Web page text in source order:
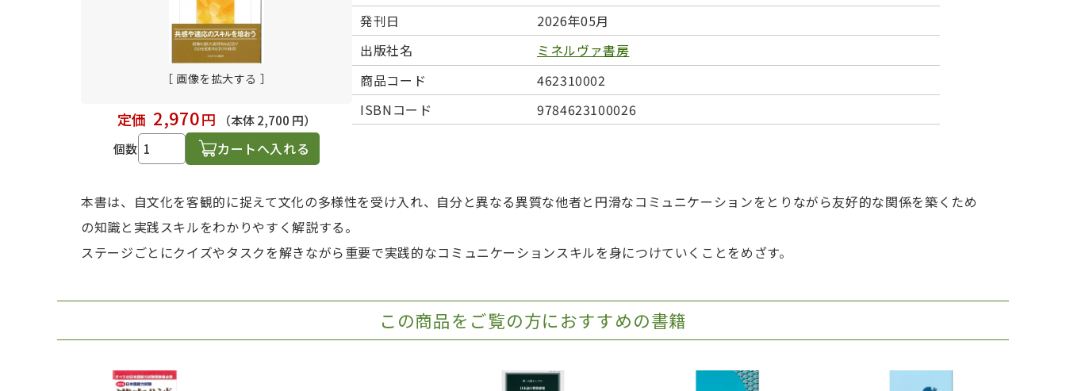
［ 画像を拡大する ］
定価 2,970円
（本体 2,700 円）
個数
カートへ入れる
発刊日
2026年05月
出版社名
ミネルヴァ書房
商品コード
462310002
ISBNコード
9784623100026
本書は、自文化を客観的に捉えて文化の多様性を受け入れ、自分と異なる異質な他者と円滑なコミュニケーションをとりながら友好的な関係を築くため
の知識と実践スキルをわかりやすく解説する。
ステージごとにクイズやタスクを解きながら重要で実践的なコミュニケーションスキルを身につけていくことをめざす。
この商品をご覧の方におすすめの書籍